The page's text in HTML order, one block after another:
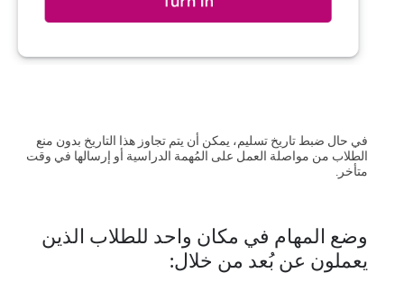
في حال ضبط تاريخ تسليم، يمكن أن يتم تجاوز هذا التاريخ بدون منع
الطلاب من مواصلة العمل على المُهمة الدراسية أو إرسالها في وقت
متأخر.
وضع المهام في مكان واحد للطلاب الذين
يعملون عن بُعد من خلال: